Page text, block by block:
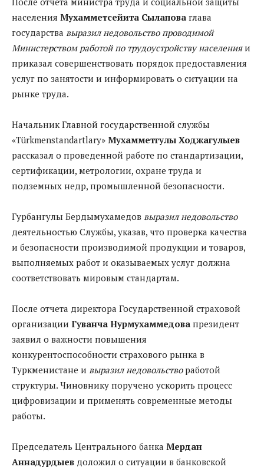
населения Мухамметсейита Сылапова глава
государства выразил недовольство проводимой
Министерством работой по трудоустройству населенияи
приказал совершенствовать порядок предоставления
услуг по занятости и информировать о ситуации на
рынке труда.
Начальник Главной государственной службы
«Türkmenstandartlary» Мухамметгулы Ходжагулыев
рассказал о проведенной работе по стандартизации,
сертификации, метрологии, охране труда и
подземных недр, промышленной безопасности.
Гурбангулы Бердымухамедов выразил недовольство
деятельностью Службы, указав, что проверка качества
и безопасности производимой продукции и товаров,
выполняемых работ и оказываемых услуг должна
соответствовать мировым стандартам.
После отчета директора Государственной страховой
организации Гуванча Нурмухаммедова президент
заявил о важности повышения
конкурентоспособности страхового рынка в
Туркменистане и выразил недовольствоработой
структуры. Чиновнику поручено ускорить процесс
цифровизации и применять современные методы
работы.
Председатель Центрального банка Мердан
Аннадурдыев доложил о ситуации в банковской